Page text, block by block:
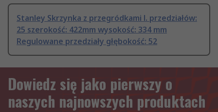
Stanley Skrzynka z przegródkami l. przedziałów:
25 szerokość: 422mm wysokość: 334 mm
Regulowane przedziały głębokość: 52
Dowiedz się jako pierwszy o
naszych najnowszych produktach